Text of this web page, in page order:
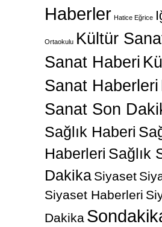
Haberler Hatice Eğrice
Ortaokulu Kültür
Sanat Haberi
Sanat Haberleri
Sanat Son
Sağlık Haberi
Haberleri Sağlık
Dakika Siyaset
Siyaset Haberleri
Dakika